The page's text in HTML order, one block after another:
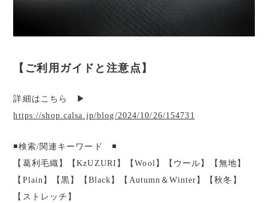
【ご利用ガイドと注意点】
詳細はこちら ▶︎
https://shop.calsa.jp/blog/2024/10/26/154731
◾️検索/関連キーワード ◾️
【葛利毛織】【KzUZURI】【Wool】【ウール】【無地】
【Plain】【黒】【Black】【Autumn＆Winter】【秋冬】
【ストレッチ】